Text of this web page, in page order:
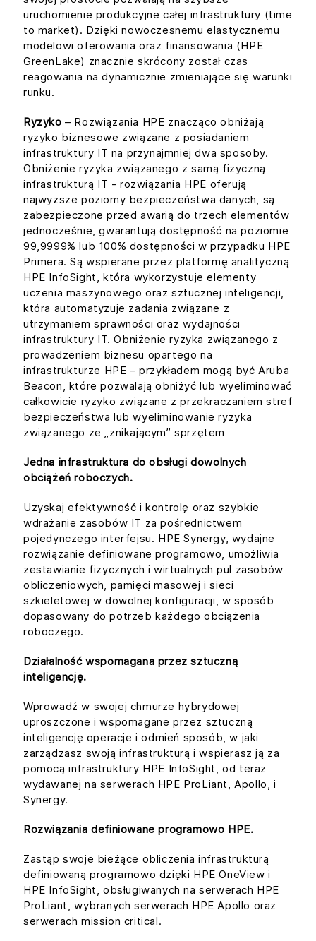
uruchomienie produkcyjne całej infrastruktury (time
to market). Dzięki nowoczesnemu elastycznemu
modelowi oferowania oraz finansowania (HPE
GreenLake) znacznie skrócony został czas
reagowania na dynamicznie zmieniające się warunki
runku.
Ryzyko– Rozwiązania HPE znacząco obniżają
ryzyko biznesowe związane z posiadaniem
infrastruktury IT na przynajmniej dwa sposoby.
Obniżenie ryzyka związanego z samą fizyczną
infrastrukturą IT - rozwiązania HPE oferują
najwyższe poziomy bezpieczeństwa danych, są
zabezpieczone przed awarią do trzech elementów
jednocześnie, gwarantują dostępność na poziomie
99,9999% lub 100% dostępności w przypadku HPE
Primera. Są wspierane przez platformę analityczną
HPE InfoSight, która wykorzystuje elementy
uczenia maszynowego oraz sztucznej inteligencji,
która automatyzuje zadania związane z
utrzymaniem sprawności oraz wydajności
infrastruktury IT. Obniżenie ryzyka związanego z
prowadzeniem biznesu opartego na
infrastrukturze HPE – przykładem mogą być Aruba
Beacon, które pozwalają obniżyć lub wyeliminować
całkowicie ryzyko związane z przekraczaniem stref
bezpieczeństwa lub wyeliminowanie ryzyka
związanego ze „znikającym” sprzętem
Jedna infrastruktura do obsługi dowolnych
obciążeń roboczych.
Uzyskaj efektywność i kontrolę oraz szybkie
wdrażanie zasobów IT za pośrednictwem
pojedynczego interfejsu. HPE Synergy, wydajne
rozwiązanie definiowane programowo, umożliwia
zestawianie fizycznych i wirtualnych pul zasobów
obliczeniowych, pamięci masowej i sieci
szkieletowej w dowolnej konfiguracji, w sposób
dopasowany do potrzeb każdego obciążenia
roboczego.
Działalność wspomagana przez sztuczną
inteligencję.
Wprowadź w swojej chmurze hybrydowej
uproszczone i wspomagane przez sztuczną
inteligencję operacje i odmień sposób, w jaki
zarządzasz swoją infrastrukturą i wspierasz ją za
pomocą infrastruktury HPE InfoSight, od teraz
wydawanej na serwerach HPE ProLiant, Apollo, i
Synergy.
Rozwiązania definiowane programowo HPE.
Zastąp swoje bieżące obliczenia infrastrukturą
definiowaną programowo dzięki HPE OneView i
HPE InfoSight, obsługiwanych na serwerach HPE
ProLiant, wybranych serwerach HPE Apollo oraz
serwerach mission critical.